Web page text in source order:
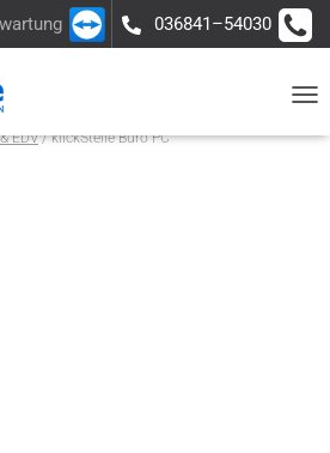
036841–54030
EDV/ klickStelle Büro PC